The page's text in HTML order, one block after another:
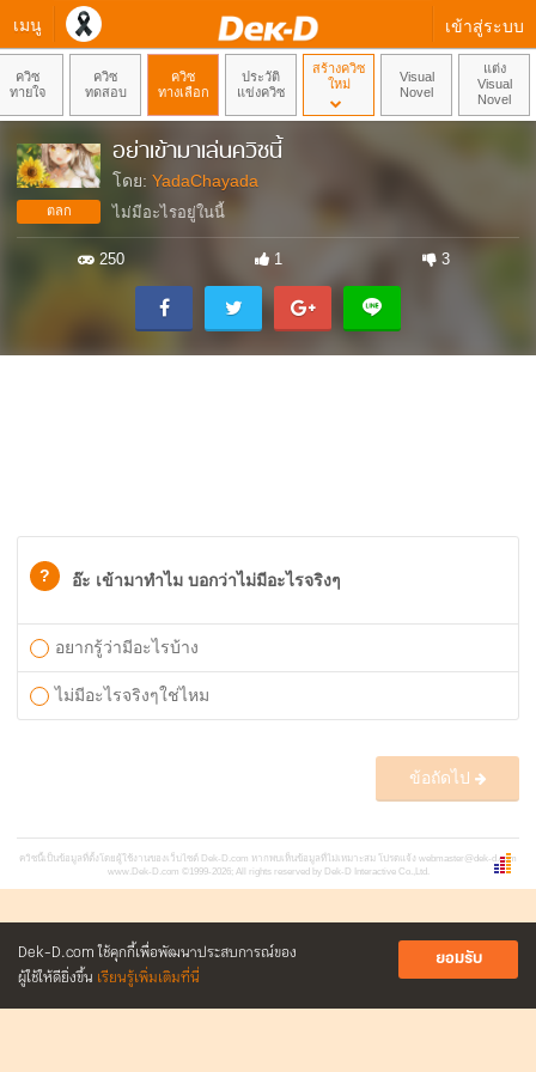
เมนู เข้าสู่ระบบ
Dek-D.com ใช้คุกกี้เพื่อพัฒนาประสบการณ์ของ
ผู้ใช้ให้ดียิ่งขึ้น เรียนรู้เพิ่มเติมที่นี่
ยอมรับ
ควิซ
ทายใจ
ควิซ
ทดสอบ
ควิซ
ทางเลือก
ประวัติ
แข่งควิซ
สร้างควิซ
ใหม่
Visual
Novel
แต่ง
Visual
Novel
ตลก
อย่าเข้ามาเล่นควิซนี้
โดย: YadaChayada
ไม่มีอะไรอยู่ในนี้
250 1 3
? อ๊ะ เข้ามาทำไม บอกว่าไม่มีอะไรจริงๆ
อยากรู้ว่ามีอะไรบ้าง
ไม่มีอะไรจริงๆใช่ไหม
ข้อถัดไป
ควิซนี้เป็นข้อมูลที่ตั้งโดยผู้ใช้งานของเว็บไซต์ Dek-D.com หากพบเห็นข้อมูลที่ไม่เหมาะสม โปรดแจ้ง webmaster@dek-d.com
www.Dek-D.com ©1999-2026; All rights reserved by Dek-D Interactive Co.,Ltd.